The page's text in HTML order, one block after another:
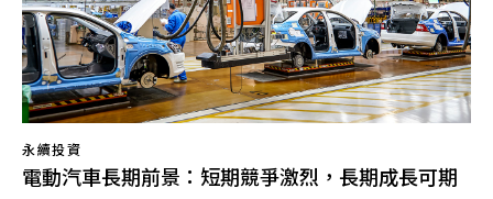
永續投資
電動汽車長期前景：短期競爭激烈，長期成長可期